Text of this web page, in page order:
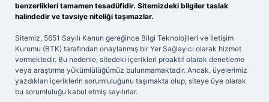
benzerlikleri tamamen tesadüfidir. Sitemizdeki bilgiler taslak
halindedir ve tavsiye niteliği taşımazlar.
Sitemiz, 5651 Sayılı Kanun gereğince Bilgi Teknolojileri ve İletişim
Kurumu (BTK) tarafından onaylanmış bir Yer Sağlayıcı olarak hizmet
vermektedir. Bu nedenle, sitedeki içerikleri proaktif olarak denetleme
veya araştırma yükümlülüğümüz bulunmamaktadır. Ancak, üyelerimiz
yazdıkları içeriklerin sorumluluğunu taşımakta olup, siteye üye olarak
bu sorumluluğu kabul etmiş sayılırlar.